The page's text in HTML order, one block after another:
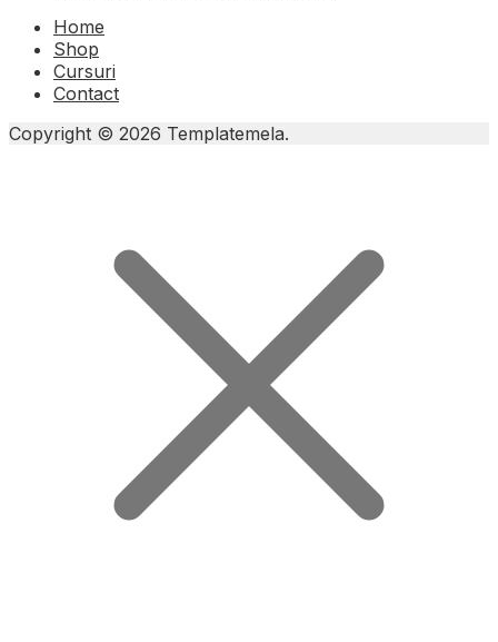
Home
Shop
Cursuri
Contact
Copyright © 2026 Templatemela.